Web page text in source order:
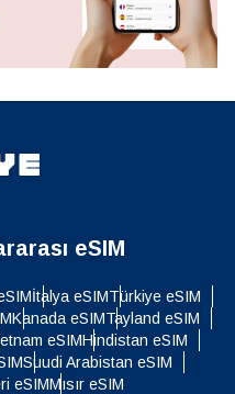
eSIM
İtalya eSIMTürkiye eSIM
Kanada eSIMTayland eSIM
eSIMHindistan eSIM
Suudi Arabistan eSIM
eSIMMısır eSIM